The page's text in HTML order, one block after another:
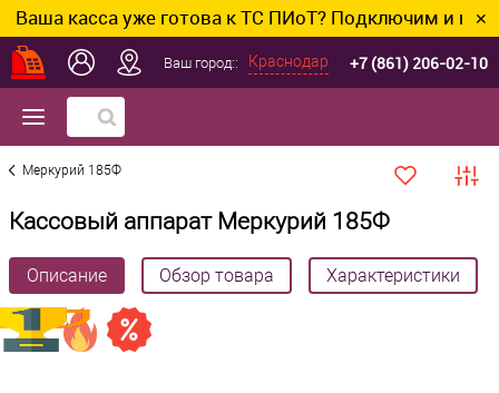
уже готова к ТС ПИоТ? Подключим и настроим ✕
Ваш город:: Краснодар +7 (861) 206-02-10
Меркурий 185Ф
Кассовый аппарат Меркурий 185Ф
Описание Обзор товара Характеристики